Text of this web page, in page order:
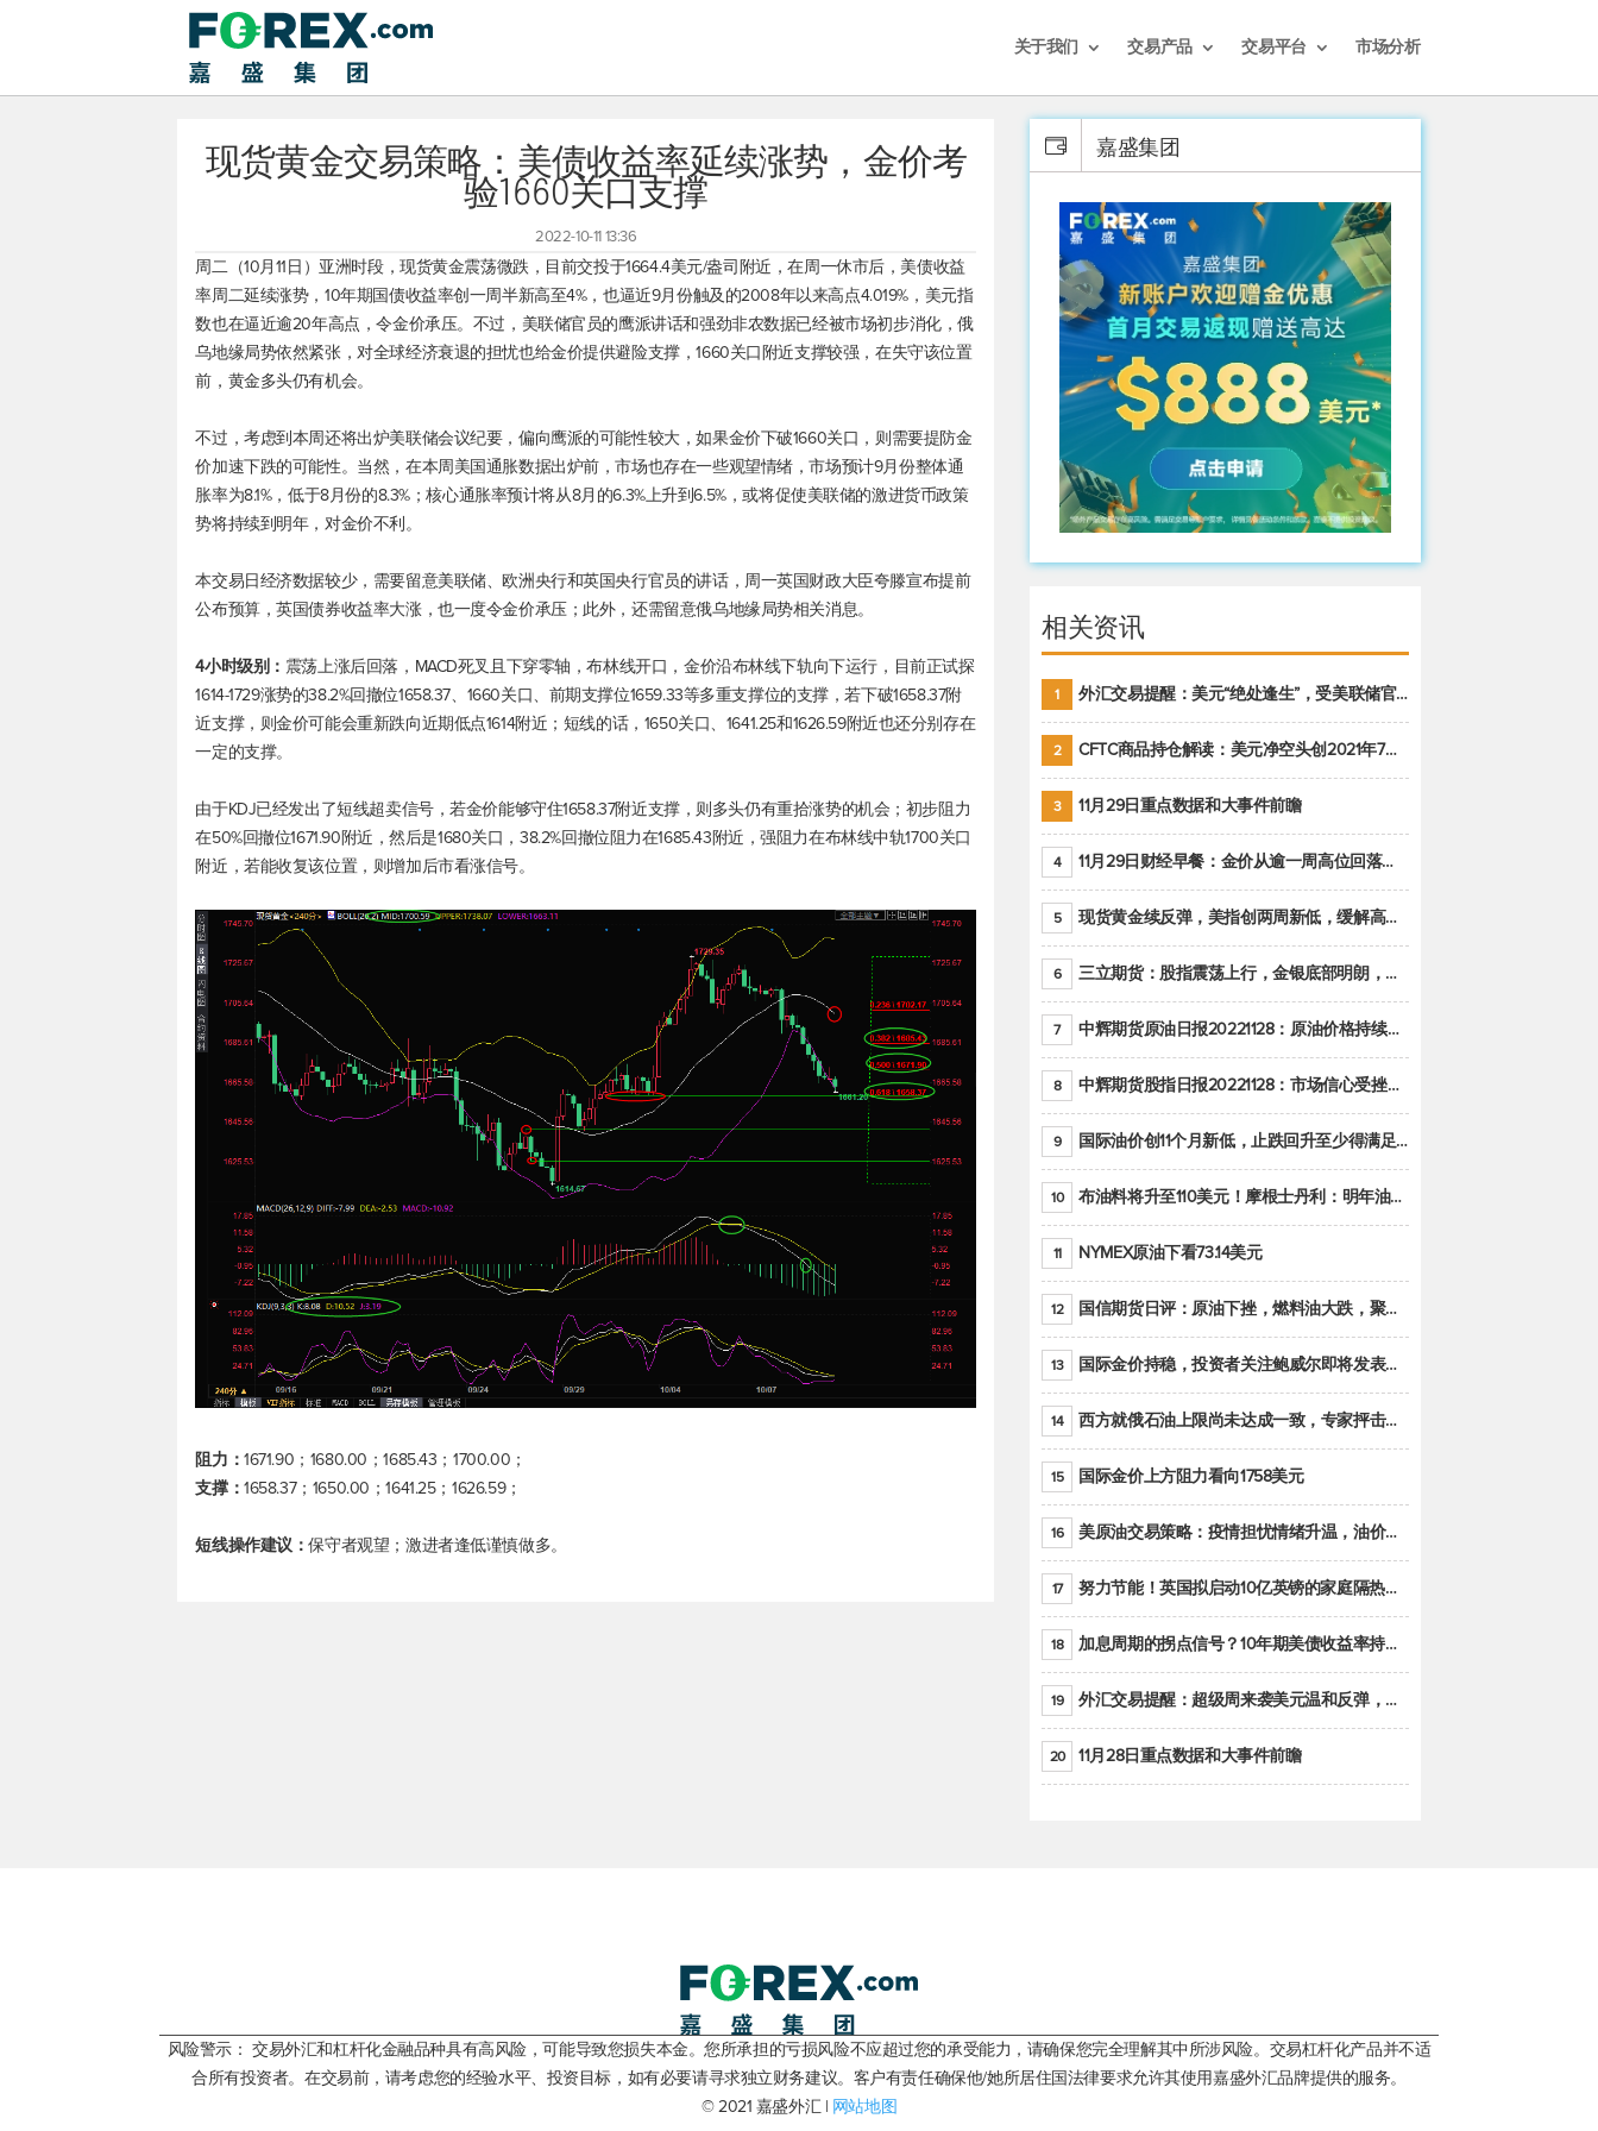
关于我们 交易产品 交易平台 市场分析
现货黄金交易策略：美债收益率延续涨势，金价考
验1660关口支撑
2022-10-11 13:36
周二（10月11日）亚洲时段，现货黄金震荡微跌，目前交投于1664.4美元/盎司附近，在周一休市后，美债收益
率周二延续涨势，10年期国债收益率创一周半新高至4%，也逼近9月份触及的2008年以来高点4.019%， 美元指
数也在逼近逾20年高点，令金价承压。不过，美联储官员的鹰派讲话和强劲非农数据已经被市场初步消化，俄
乌地缘局势依然紧张，对全球经济衰退的担忧也给金价提供避险支撑，1660关口附近支撑较强，在失守该位置
前，黄金多头仍有机会。
不过，考虑到本周还将出炉美联储会议纪要，偏向鹰派的可能性较大，如果金价下破1660关口，则需要提防金
价加速下跌的可能性。当然，在本周美国通胀数据出炉前，市场也存在一些观望情绪，市场预计9月份整体通
胀率为8.1%，低于8月份的8.3%；核心通胀率预计将从8月的6.3%上升到6.5%，或将促使美联储的激进货币政策
势将持续到明年，对金价不利。
本交易日经济数据较少，需要留意美联储、欧洲央行和英国央行官员的讲话，周一英国财政大臣夸滕宣布提前
公布预算，英国债券收益率大涨，也一度令金价承压；此外，还需留意俄乌地缘局势相关消息。
4小时级别： 震荡上涨后回落，MACD死叉且下穿零轴，布林线开口，金价沿布林线下轨向下运行，目前正试探
1614-1729涨势的38.2%回撤位1658.37、1660关口、前期支撑位1659.33等多重支撑位的支撑，若下破1658.37附
近支撑，则金价可能会重新跌向近期低点1614附近；短线的话，1650关口、1641.25和1626.59附近也还分别存在
一定的支撑。
由于KDJ已经发出了短线超卖信号，若金价能够守住1658.37附近支撑，则多头仍有重拾涨势的机会；初步阻力
在50%回撤位1671.90附近，然后是1680关口，38.2%回撤位阻力在1685.43附近，强阻力在布林线中轨1700关口
附近，若能收复该位置，则增加后市看涨信号。
阻力：1671.90；1680.00；1685.43；1700.00；
支撑：1658.37；1650.00；1641.25；1626.59；
短线操作建议：保守者观望；激进者逢低谨慎做多。
嘉盛集团
相关资讯
1 外汇交易提醒：美元“绝处逢生”，受美联储官员鹰派讲话支撑
2 CFTC商品持仓解读：美元净空头创2021年7月以来最大，黄金期货投机性净多头头寸减少
3 11月29日重点数据和大事件前瞻
4 11月29日财经早餐：金价从逾一周高位回落，美联储官员重申鹰派立场推动美元回升
5 现货黄金续反弹，美指创两周新低，缓解高通胀美国须治本
6 三立期货：股指震荡上行，金银底部明朗，原油偏弱走势(20221128收评)
7 中辉期货原油日报20221128：原油价格持续下降，市场关注OPEC+新一轮产能政策
8 中辉期货股指日报20221128：市场信心受挫，股指全线回调
9 国际油价创11个月新低，止跌回升至少得满足二大条件之一
10 布油料将升至110美元！摩根士丹利：明年油市面临七大不确定性
11 NYMEX原油下看73.14美元
12 国信期货日评：原油下挫，燃料油大跌，聚烯烃谨慎回调
13 国际金价持稳，投资者关注鲍威尔即将发表的讲话
14 西方就俄石油上限尚未达成一致，专家抨击限价是无用功
15 国际金价上方阻力看向1758美元
16 美原油交易策略：疫情担忧情绪升温，油价跌创年内新低
17 努力节能！英国拟启动10亿英镑的家庭隔热工程 减少能源消耗
18 加息周期的拐点信号？10年期美债收益率持续低于联邦基金利率目标区间
19 外汇交易提醒：超级周来袭美元温和反弹，警惕筑底可能性
20 11月28日重点数据和大事件前瞻
风险警示： 交易外汇和杠杆化金融品种具有高风险，可能导致您损失本金。您所承担的亏损风险不应超过您的承受能力，请确保您完全理解其中所涉风险。交易杠杆化产品并不适
合所有投资者。在交易前，请考虑您的经验水平、投资目标，如有必要请寻求独立财务建议。客户有责任确保他/她所居住国法律要求允许其使用嘉盛外汇品牌提供的服务。
© 2021 嘉盛外汇 | 网站地图